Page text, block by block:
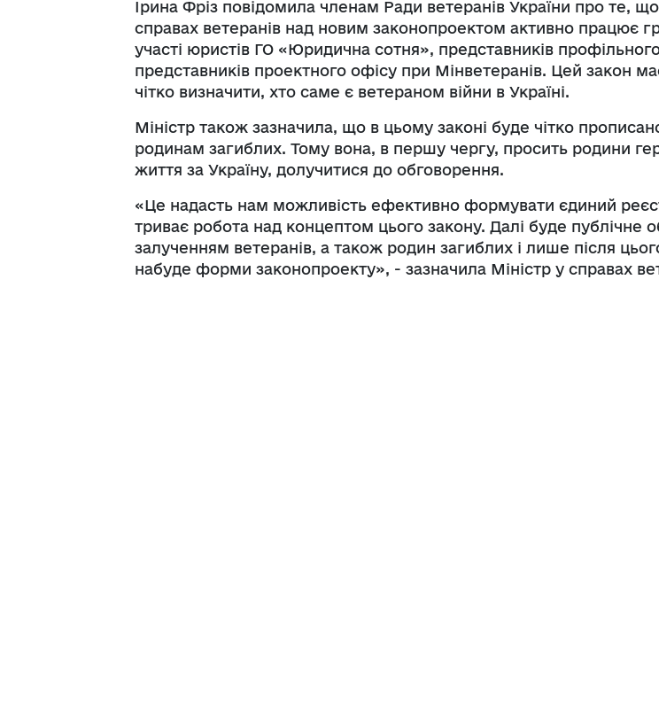
Ірина Фріз повідомила членам Ради ветеранів України про те, що
справах ветеранів над новим законопроектом активно працює
участі юристів ГО «Юридична сотня», представників
представників проектного офісу при Мінветеранів. Цей закон
чітко визначити, хто саме є ветераном війни в Україні.
Міністр також зазначила, що в цьому законі буде чітко
родинам загиблих. Тому вона, в першу чергу, просить родини
життя за Україну, долучитися до обговорення.
«Це надасть нам можливість ефективно формувати єдиний
триває робота над концептом цього закону. Далі буде публічне
залученням ветеранів, а також родин загиблих і лише після
набуде форми законопроекту», - зазначила Міністр у справах